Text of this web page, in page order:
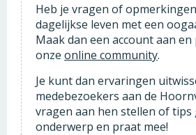
Heb je vragen of
dagelijkse leven met een
Maak dan een account aan
onze online community.
Je kunt dan ervaringen
medebezoekers aan de
vragen aan hen stellen of tips
onderwerp en praat mee!